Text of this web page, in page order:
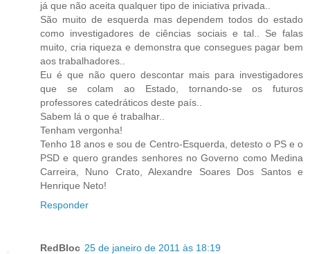
já que não aceita qualquer tipo de iniciativa privada..
São muito de esquerda mas dependem todos do estado
como investigadores de ciências sociais e tal.. Se falas
muito, cria riqueza e demonstra que consegues pagar bem
aos trabalhadores..
Eu é que não quero descontar mais para investigadores
que se colam ao Estado, tornando-se os futuros
professores catedráticos deste país..
Sabem lá o que é trabalhar..
Tenham vergonha!
Tenho 18 anos e sou de Centro-Esquerda, detesto o PS e o
PSD e quero grandes senhores no Governo como Medina
Carreira, Nuno Crato, Alexandre Soares Dos Santos e
Henrique Neto!
Responder
RedBloc 25 de janeiro de 2011 às 18:19